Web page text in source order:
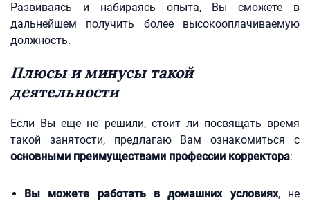
Развиваясь и набираясь опыта, Вы сможете в
дальнейшем получить более высокооплачиваемую
должность.
Плюсы и минусы такой
деятельности
Если Вы еще не решили, стоит ли посвящать время
такой занятости, предлагаю Вам ознакомиться с
основными преимуществами профессии корректора:
Вы можете работать в домашних условиях, не